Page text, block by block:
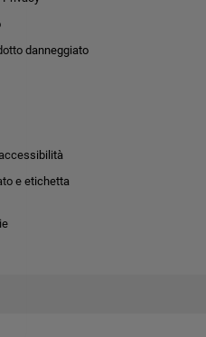
danneggiato
e etichetta